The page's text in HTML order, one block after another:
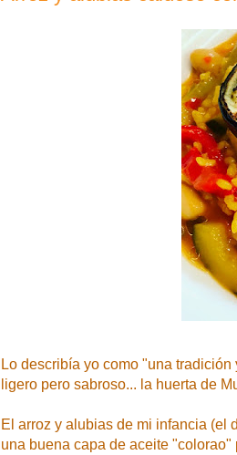
Lo describía yo como "una
ligero pero sabroso... la huerta de
El arroz y alubias de mi infancia (el
una buena capa de aceite